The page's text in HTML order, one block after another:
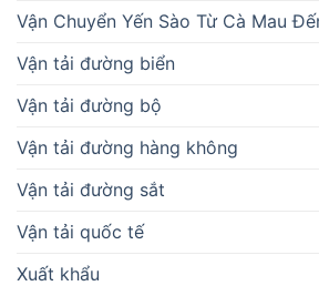
Vận Chuyển Yến Sào Từ Cà Mau
Vận tải đường biển
Vận tải đường bộ
Vận tải đường hàng không
Vận tải đường sắt
Vận tải quốc tế
Xuất khẩu